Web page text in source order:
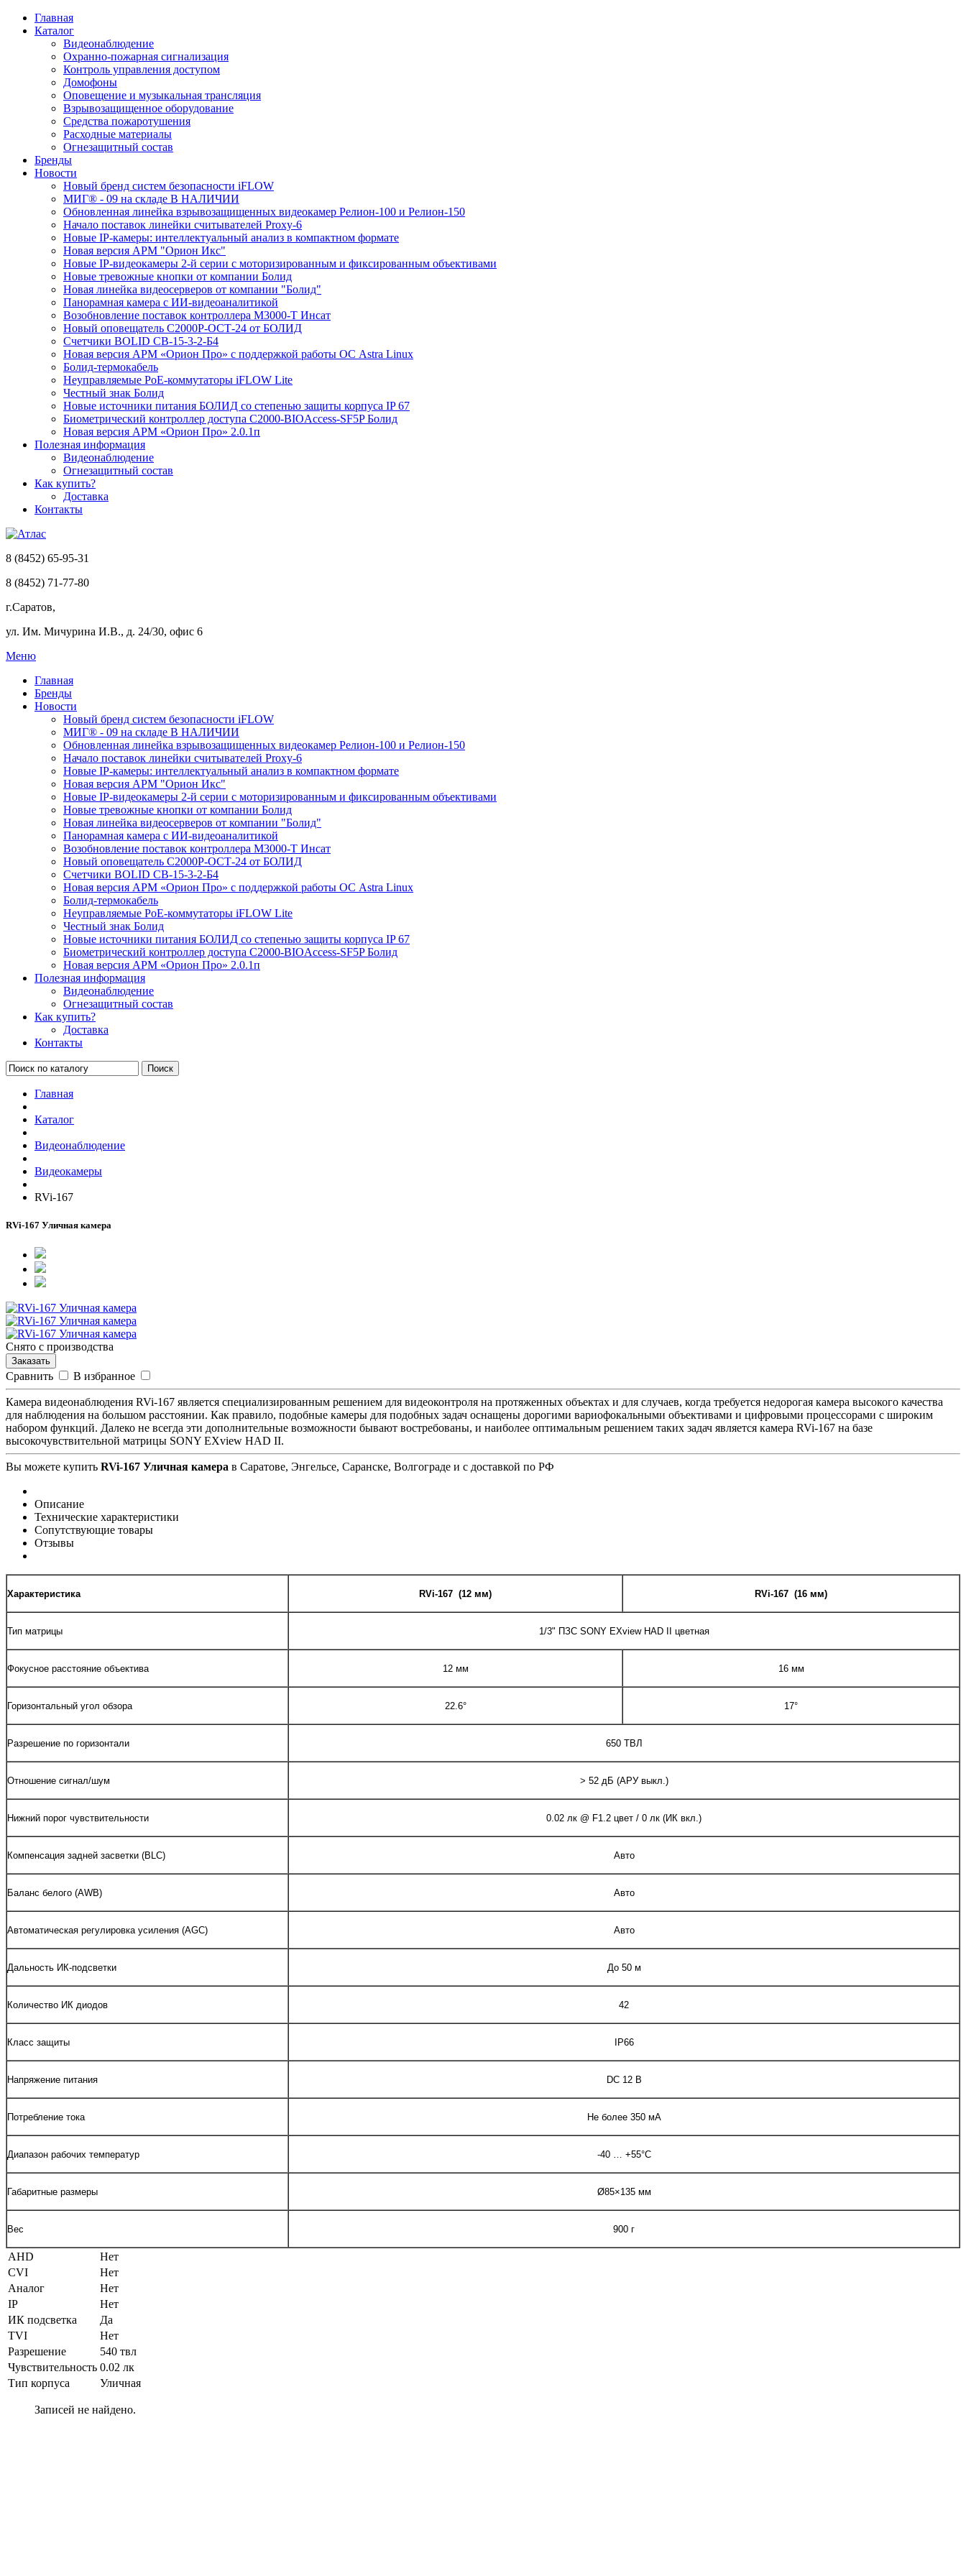
Главная
Каталог
Видеонаблюдение
Охранно-пожарная сигнализация
Контроль управления доступом
Домофоны
Оповещение и музыкальная трансляция
Взрывозащищенное оборудование
Средства пожаротушения
Расходные материалы
Огнезащитный состав
Бренды
Новости
Новый бренд систем безопасности iFLOW
МИГ® - 09 на складе В НАЛИЧИИ
Обновленная линейка взрывозащищенных видеокамер Релион-100 и Релион-150
Начало поставок линейки считывателей Proxy-6
Новые IP-камеры: интеллектуальный анализ в компактном формате
Новая версия АРМ "Орион Икс"
Новые IP-видеокамеры 2-й серии с моторизированным и фиксированным объективами
Новые тревожные кнопки от компании Болид
Новая линейка видеосерверов от компании "Болид"
Панорамная камера с ИИ-видеоаналитикой
Возобновление поставок контроллера М3000-Т Инсат
Новый оповещатель С2000Р-ОСТ-24 от БОЛИД
Счетчики BOLID СВ-15-3-2-Б4
Новая версия АРМ «Орион Про» с поддержкой работы ОС Astra Linux
Болид-термокабель
Неуправляемые PoE-коммутаторы iFLOW Lite
Честный знак Болид
Новые источники питания БОЛИД со степенью защиты корпуса IP 67
Биометрический контроллер доступа С2000-BIOAccess-SF5P Болид
Новая версия АРМ «Орион Про» 2.0.1п
Полезная информация
Видеонаблюдение
Огнезащитный состав
Как купить?
Доставка
Контакты
8 (8452) 65-95-31
8 (8452) 71-77-80
г.Саратов,
ул. Им. Мичурина И.В., д. 24/30, офис 6
Меню
Главная
Бренды
Новости
Новый бренд систем безопасности iFLOW
МИГ® - 09 на складе В НАЛИЧИИ
Обновленная линейка взрывозащищенных видеокамер Релион-100 и Релион-150
Начало поставок линейки считывателей Proxy-6
Новые IP-камеры: интеллектуальный анализ в компактном формате
Новая версия АРМ "Орион Икс"
Новые IP-видеокамеры 2-й серии с моторизированным и фиксированным объективами
Новые тревожные кнопки от компании Болид
Новая линейка видеосерверов от компании "Болид"
Панорамная камера с ИИ-видеоаналитикой
Возобновление поставок контроллера М3000-Т Инсат
Новый оповещатель С2000Р-ОСТ-24 от БОЛИД
Счетчики BOLID СВ-15-3-2-Б4
Новая версия АРМ «Орион Про» с поддержкой работы ОС Astra Linux
Болид-термокабель
Неуправляемые PoE-коммутаторы iFLOW Lite
Честный знак Болид
Новые источники питания БОЛИД со степенью защиты корпуса IP 67
Биометрический контроллер доступа С2000-BIOAccess-SF5P Болид
Новая версия АРМ «Орион Про» 2.0.1п
Полезная информация
Видеонаблюдение
Огнезащитный состав
Как купить?
Доставка
Контакты
Поиск
Главная
Каталог
Видеонаблюдение
Видеокамеры
RVi-167
RVi-167 Уличная камера
Снято с производства
Заказать
Сравнить В избранное
Камера видеонаблюдения RVi-167 является специализированным решением для видеоконтроля на протяженных объектах и для случаев, когда требуется недорогая камера высокого качества
для наблюдения на большом расстоянии. Как правило, подобные камеры для подобных задач оснащены дорогими вариофокальными объективами и цифровыми процессорами с широким
набором функций. Далеко не всегда эти дополнительные возможности бывают востребованы, и наиболее оптимальным решением таких задач является камера RVi-167 на базе
высокочувствительной матрицы SONY EXview HAD II.
Вы можете купить RVi-167 Уличная камера в Саратове, Энгельсе, Саранске, Волгограде и с доставкой по РФ
Описание
Технические характеристики
Сопутствующие товары
Отзывы
Характеристика RVi-167 (12 мм) RVi-167 (16 мм)
Тип матрицы 1/3" ПЗС SONY EXview HAD II цветная
Фокусное расстояние объектива 12 мм 16 мм
Горизонтальный угол обзора 22.6° 17°
Разрешение по горизонтали 650 ТВЛ
Отношение сигнал/шум > 52 дБ (АРУ выкл.)
Нижний порог чувствительности 0.02 лк @ F1.2 цвет / 0 лк (ИК вкл.)
Компенсация задней засветки (BLC) Авто
Баланс белого (AWB) Авто
Автоматическая регулировка усиления (AGC) Авто
Дальность ИК-подсветки До 50 м
Количество ИК диодов 42
Класс защиты IP66
Напряжение питания DC 12 В
Потребление тока Не более 350 мА
Диапазон рабочих температур -40 … +55°С
Габаритные размеры Ø85×135 мм
Вес 900 г
AHD
Нет
CVI
Нет
Аналог
Нет
IP
Нет
ИК подсветка
Да
TVI
Нет
Разрешение
540 твл
Чувствительность 0.02 лк
Тип корпуса
Уличная
Записей не найдено.